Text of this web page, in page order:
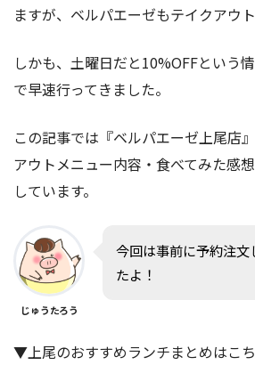
ますが、ベルパエーゼもテイクアウ
しかも、土曜日だと10%OFFという
で早速行ってきました。
この記事では『ベルパエーゼ上尾店
アウトメニュー内容・食べてみた感
しています。
じゅうたろう
今回は事前に予約注文
たよ！
▼上尾のおすすめランチまとめはこ